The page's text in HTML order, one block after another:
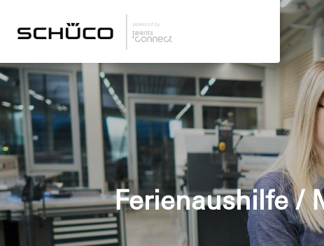
Ferienaushilfe /